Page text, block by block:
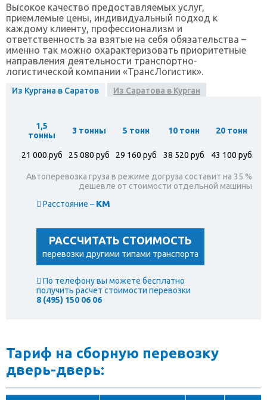
Высокое качество предоставляемых услуг,
приемлемые цены, индивидуальный подход к
каждому клиенту, профессионализм и
ответственность за взятые на себя обязательства –
именно так можно охарактеризовать приоритетные
направления деятельности транспортно-
логистической компании «ТрансЛогистик».
Из Кургана в Саратов Из Саратова в Курган
1,5
тонны
3 тонны 5 тонн 10 тонн 20 тонн
21 000 руб 25 080 руб 29 160 руб 38 520 руб 43 100 руб
Автоперевозка груза в режиме догруза составит на 35 %
дешевле от стоимости отдельной машины
Расстояние – км
РАССЧИТАТЬ СТОИМОСТЬ
перевозки другими типами транспорта
По телефону вы можете бесплатно
получить расчет стоимости перевозки
8 (495) 150 06 06
Тариф на сборную перевозку
дверь-дверь: